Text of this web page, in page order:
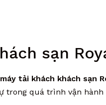
sạn
tải khách khách sạn
trong quá trình vận hành